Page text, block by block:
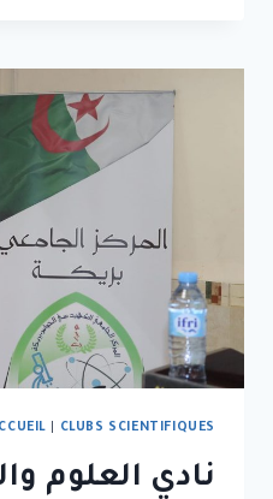
CLUBS SCIENTIFIQUES
نادي العلوم